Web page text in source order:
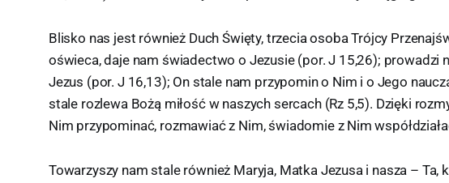
Blisko nas jest również Duch Święty, trzecia osoba Trójcy
oświeca, daje nam świadectwo o Jezusie (por. J 15,26); prowadzi
Jezus (por. J 16,13); On stale nam przypomin o Nim i o Jego
stale rozlewa Bożą miłość w naszych sercach (Rz 5,5). Dzięki
Nim przypominać, rozmawiać z Nim, świadomie z Nim
Towarzyszy nam stale również Maryja, Matka Jezusa i nasza – Ta,